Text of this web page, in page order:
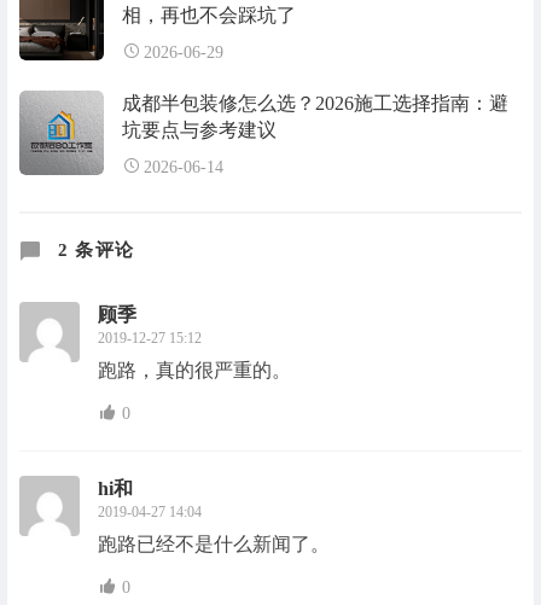
相，再也不会踩坑了
2026-06-29
成都半包装修怎么选？2026施工选择指南：避
坑要点与参考建议
2026-06-14
2 条评论
顾季
2019-12-27 15:12
跑路，真的很严重的。
0
hi和
2019-04-27 14:04
跑路已经不是什么新闻了。
0